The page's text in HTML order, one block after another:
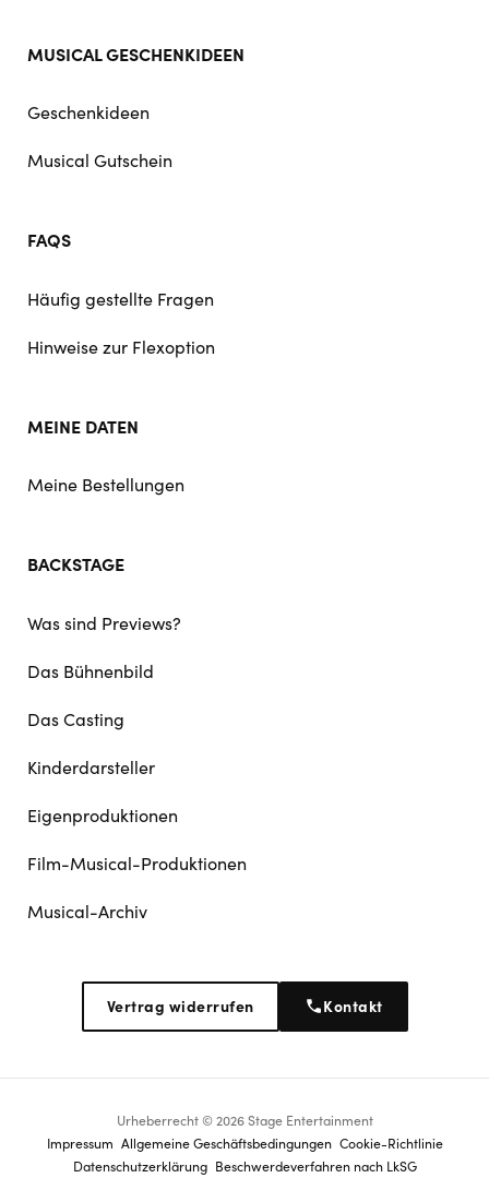
MUSICAL GESCHENKIDEEN
Geschenkideen
Musical Gutschein
FAQS
Häufig gestellte Fragen
Hinweise zur Flexoption
MEINE DATEN
Meine Bestellungen
BACKSTAGE
Was sind Previews?
Das Bühnenbild
Das Casting
Kinderdarsteller
Eigenproduktionen
Film-Musical-Produktionen
Musical-Archiv
Vertrag widerrufen Kontakt
Urheberrecht © 2026 Stage Entertainment
Footer
navigation
Impressum Allgemeine Geschäftsbedingungen Cookie-Richtlinie
Datenschutz­erklärung Beschwerdeverfahren nach LkSG